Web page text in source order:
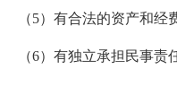
（5）有合法的资产和经
（6）有独立承担民事责